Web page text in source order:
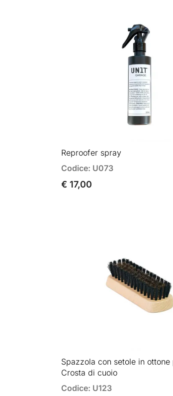
Reproofer spray
Codice: U073
€ 17,00
Spazzola con setole in
Crosta di cuoio
Codice: U123